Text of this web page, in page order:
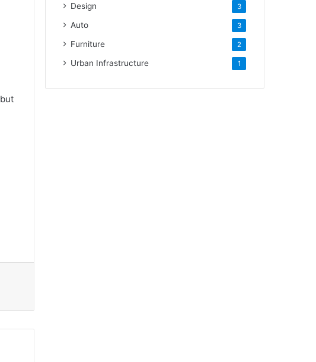
Design 3
Auto 3
Furniture 2
Urban Infrastructure 1